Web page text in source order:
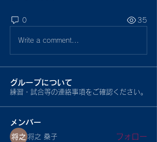
0 35
Write a comment...
グループについて
練習・試合等の連絡事項をご確認ください。
メンバー
将之 桑子 フォロー